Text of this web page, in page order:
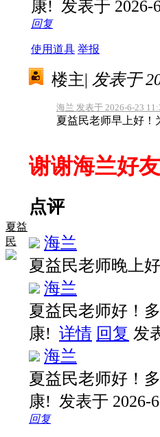
康! 发表于 2026-
回复
使用道具 举报
夏益
民
楼主| 发表于
海兰 发表于 2026-6-23
夏益民老师早上好！
谢谢海兰好
点评
海兰
夏益民老师晚上
海兰
夏益民老师好！
康! 详情 回复 发
海兰
夏益民老师好！
康! 发表于 2026-
回复